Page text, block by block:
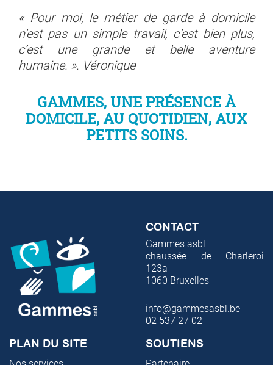
« Pour moi, le métier de garde à domicile
n’est pas un simple travail, c’est bien plus,
c’est une grande et belle aventure
humaine. ». Véronique
GAMMES, UNE PRÉSENCE À
DOMICILE, AU QUOTIDIEN, AUX
PETITS SOINS.
CONTACT
Gammes asbl
chaussée de Charleroi
123a
1060 Bruxelles
info@gammesasbl.be
02 537 27 02
PLAN DU SITE SOUTIENS